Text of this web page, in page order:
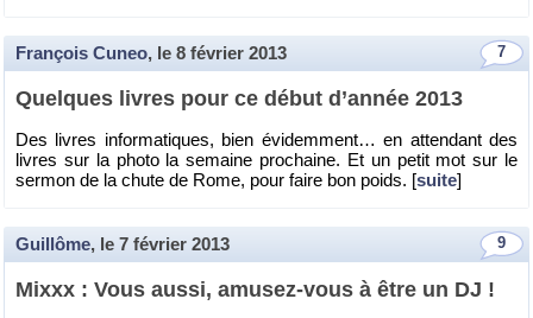
7
François Cuneo, le 8 février 2013
Quelques livres pour ce début d’an­née 2013
Des livres in­for­ma­tiques, bien évi­dem­ment… en at­ten­dant des
livres sur la photo la se­maine pro­chaine. Et un petit mot sur le
ser­mon de la chute de Rome, pour faire bon poids. [suite]
9
Guillôme, le 7 février 2013
Mixxx : Vous aussi, amu­sez-vous à être un DJ !